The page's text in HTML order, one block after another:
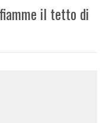
il tetto di